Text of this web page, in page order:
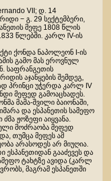
VII; დ. 14
− გ. 29 სექტემბერი,
მეფე 1808 წლის
წლებში. კარლ IV-ის
ქონდა ნაპოლეონ I-ის
გამო მას ეროვნულ
საფრანგეთის
აჯანყების შემდეგ,
პრინცი უჭერდა კარლ IV
მეფედ გამოაცხადეს.
მამა-შვილი ბაიონაში,
და ესპანეთის სამეფო
ჟოზეფი აიყვანა.
მოძრაობა მეფედ
თუმცა მეფეს ამ
არასოდეს არ მიუღია.
ესპანეთიდან გააძევეს და
ტახტზე ავიდა (კარლ
მაგრამ ესპანეთში